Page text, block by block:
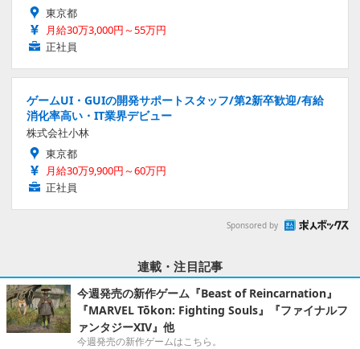
東京都
月給30万3,000円～55万円
正社員
ゲームUI・GUIの開発サポートスタッフ/第2新卒歓迎/有給
消化率高い・IT業界デビュー
株式会社小林
東京都
月給30万9,900円～60万円
正社員
Sponsored by
連載・注目記事
今週発売の新作ゲーム『Beast of Reincarnation』
『MARVEL Tōkon: Fighting Souls』『ファイナルフ
ァンタジーXIV』他
今週発売の新作ゲームはこちら。